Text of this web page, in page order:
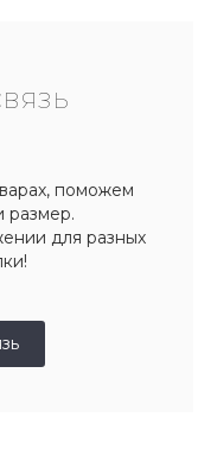
поможем
размер.
для разных